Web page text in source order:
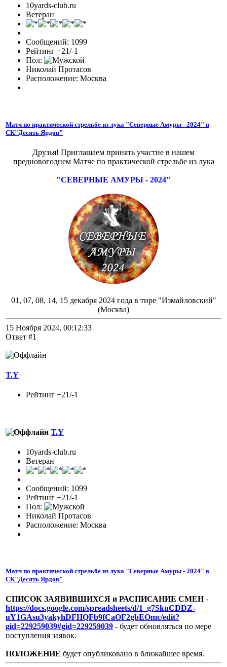
10yards-club.ru
Ветеран
Сообщений: 1099
Рейтинг +21/-1
Пол:
Николай Протасов
Расположение: Москва
Матч по практической стрельбе из лука "Северные Амуры - 2024" в
СК"Десять Ярдов"
Друзья! Приглашаем принять участие в нашем
предновогоднем Матче по практической стрельбе из лука
"СЕВЕРНЫЕ АМУРЫ - 2024"
01, 07, 08, 14, 15 декабря 2024 года в тире "Измайловский"
(Москва)
15 Ноября 2024, 00:12:33
Ответ #1
T.Y
Рейтинг +21/-1
T.Y
10yards-club.ru
Ветеран
Сообщений: 1099
Рейтинг +21/-1
Пол:
Николай Протасов
Расположение: Москва
Матч по практической стрельбе из лука "Северные Амуры - 2024" в
СК"Десять Ярдов"
СПИСОК ЗАЯВИВШИХСЯ и РАСПИСАНИЕ СМЕН-
https://docs.google.com/spreadsheets/d/1_g7SkuCDDZ-
uY1GAsu3yakyhDFHQFb9fCaOF2gbEOmc/edit?
gid=229259039#gid=229259039 - будет обновляться по мере
поступления заявок.
ПОЛОЖЕНИЕ будет опубликовано в ближайшее время.